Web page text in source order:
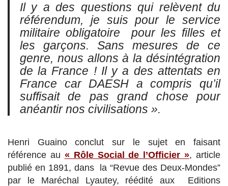
Il y a des questions qui relèvent du
référendum, je suis pour le service
militaire obligatoire pour les filles et
les garçons. Sans mesures de ce
genre, nous allons à la désintégration
de la France ! Il y a des attentats en
France car DAESH a compris qu’il
suffisait de pas grand chose pour
anéantir nos civilisations ».
Henri Guaino conclut sur le sujet en faisant
référence au « Rôle Social de l’Officier », article
publié en 1891, dans la “Revue des Deux-Mondes”
par le Maréchal Lyautey, réédité aux Editions